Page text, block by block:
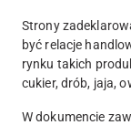
Strony
być relacje
rynku takich
cukier, drób, jaja,
W dokumencie